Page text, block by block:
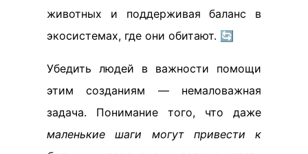
животных и поддерживая баланс в
экосистемах, где они обитают. 🔄
Убедить людей в важности помощи
этим созданиям — немаловажная
задача. Понимание того, что даже
маленькие шаги могут привести к